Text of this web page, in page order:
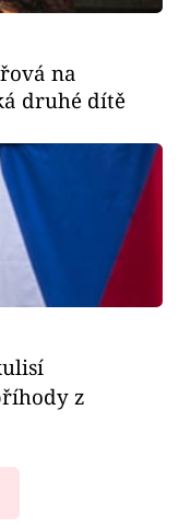
na
druhé dítě
z